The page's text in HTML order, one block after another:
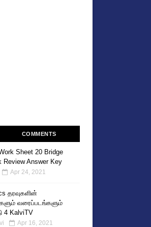
COMMENTS
Sheet 20 Bridge
Review Answer Key
Apr 24, 2021
தரவுகளின்
வரைப்படங்களும்
4 KalviTV
Apr 16, 2021